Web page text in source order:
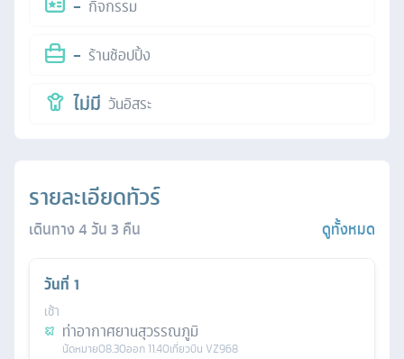
- กิจกรรม
- ร้านช้อปปิ้ง
ไม่มี วันอิสระ
รายละเอียดทัวร์
เดินทาง4วัน3 คืน ดูทั้งหมด
วันที่ 1
เช้า
ท่าอากาศยานสุวรรณภูมิ
นัดหมาย08.30ออก11.40เที่ยวบิน VZ968